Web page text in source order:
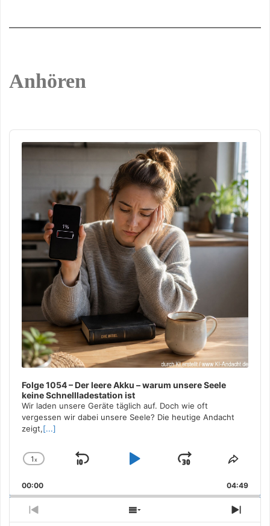
Anhören
Audio
Player
Folge 1054 – Der leere Akku – warum unsere Seele
keine Schnellladestation ist
Wir laden unsere Geräte täglich auf. Doch wie oft
vergessen wir dabei unsere Seele? Die heutige Andacht
zeigt,[...]
Change
Rate
1x
Skip
Play
Jump
Forward
Share
00:00 04:49
Previous
Show
Next